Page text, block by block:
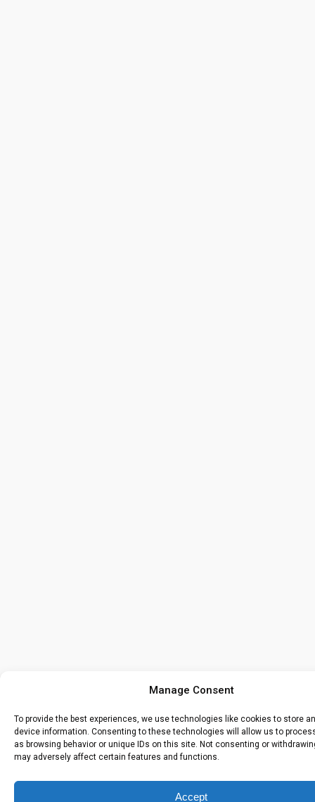
Manage Consent
To provide the best experiences, we use technologies like cookies to store
device information. Consenting to these technologies will allow us to
as browsing behavior or unique IDs on this site. Not consenting or
may adversely affect certain features and functions.
Accept